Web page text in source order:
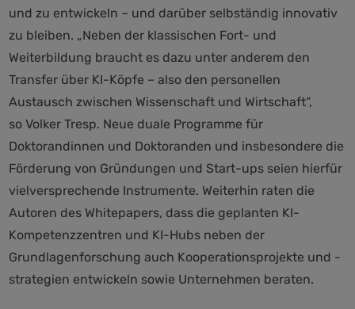
und zu entwickeln – und darüber selbständig innovativ
zu bleiben. „Neben der klassischen Fort- und
Weiterbildung braucht es dazu unter anderem den
Transfer über KI-Köpfe – also den personellen
Austausch zwischen Wissenschaft und Wirtschaft“,
so Volker Tresp. Neue duale Programme für
Doktorandinnen und Doktoranden und insbesondere die
Förderung von Gründungen und Start-ups seien hierfür
vielversprechende Instrumente. Weiterhin raten die
Autoren des Whitepapers, dass die geplanten KI-
Kompetenzzentren und KI-Hubs neben der
Grundlagenforschung auch Kooperationsprojekte und -
strategien entwickeln sowie Unternehmen beraten.